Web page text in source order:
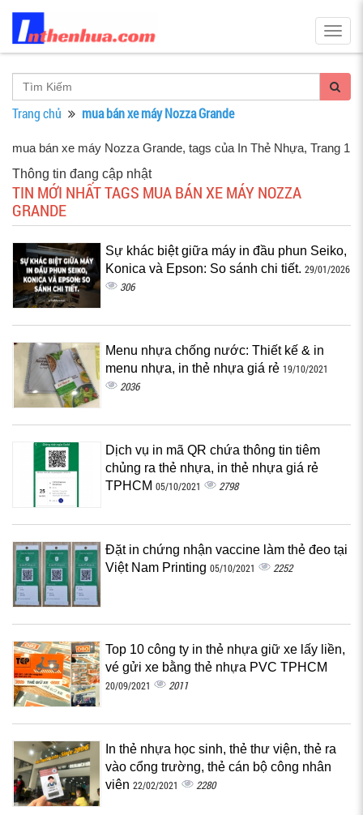
Trang chủ mua bán xe máy Nozza Grande
mua bán xe máy Nozza Grande, tags của In Thẻ Nhựa, Trang 1
Thông tin đang cập nhật
TIN MỚI NHẤT TAGS MUA BÁN XE MÁY NOZZA
GRANDE
Sự khác biệt giữa máy in đầu phun Seiko,
Konica và Epson: So sánh chi tiết. 29/01/2026
306
Menu nhựa chống nước: Thiết kế & in
menu nhựa, in thẻ nhựa giá rẻ 19/10/2021
2036
Dịch vụ in mã QR chứa thông tin tiêm
chủng ra thẻ nhựa, in thẻ nhựa giá rẻ
TPHCM 05/10/2021 2798
Đặt in chứng nhận vaccine làm thẻ đeo tại
Việt Nam Printing 05/10/2021 2252
Top 10 công ty in thẻ nhựa giữ xe lấy liền,
vé gửi xe bằng thẻ nhựa PVC TPHCM
20/09/2021 2011
In thẻ nhựa học sinh, thẻ thư viện, thẻ ra
vào cổng trường, thẻ cán bộ công nhân
viên 22/02/2021 2280